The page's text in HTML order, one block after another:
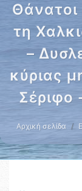
τη
–
κύριας
Σέριφο
Αρχική σελίδα